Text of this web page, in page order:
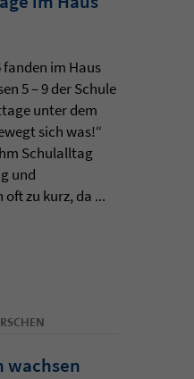
fanden im Haus
5 – 9 der Schule
unter dem
sich was!“
Schulalltag
und
zu kurz, da ...
wachsen